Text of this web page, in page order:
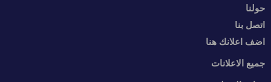
حولنا
اتصل بنا
اضف اعلانك هنا
جميع الاعلانات